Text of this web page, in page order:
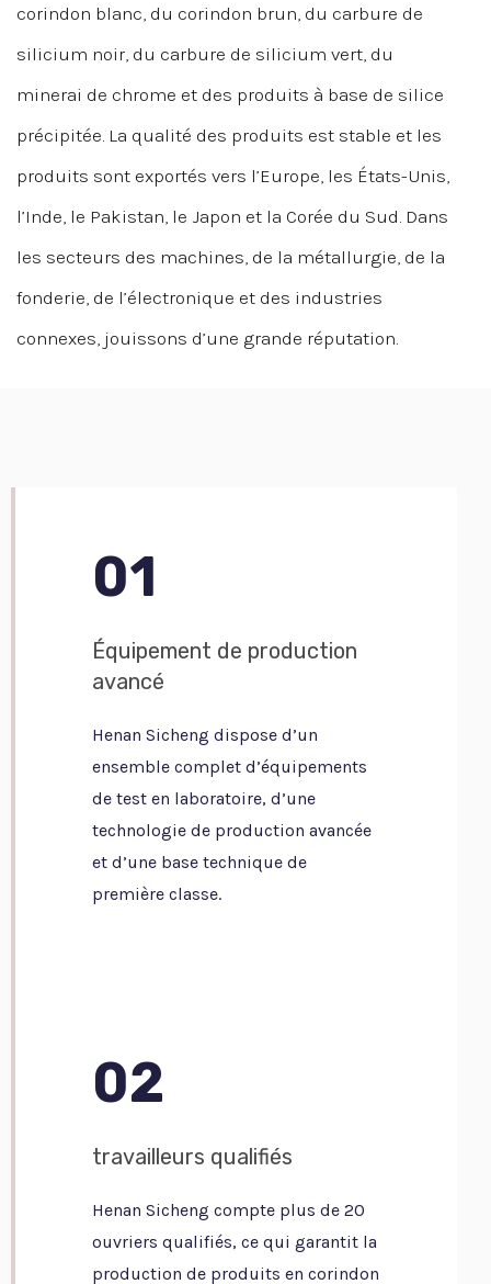
corindon blanc, du corindon brun, du carbure de
silicium noir, du carbure de silicium vert, du
minerai de chrome et des produits à base de silice
précipitée. La qualité des produits est stable et les
produits sont exportés vers l’Europe, les États-Unis,
l’Inde, le Pakistan, le Japon et la Corée du Sud. Dans
les secteurs des machines, de la métallurgie, de la
fonderie, de l’électronique et des industries
connexes, jouissons d’une grande réputation.
01
Équipement de production
avancé
Henan Sicheng dispose d’un
ensemble complet d’équipements
de test en laboratoire, d’une
technologie de production avancée
et d’une base technique de
première classe.
02
travailleurs qualifiés
Henan Sicheng compte plus de 20
ouvriers qualifiés, ce qui garantit la
production de produits en corindon